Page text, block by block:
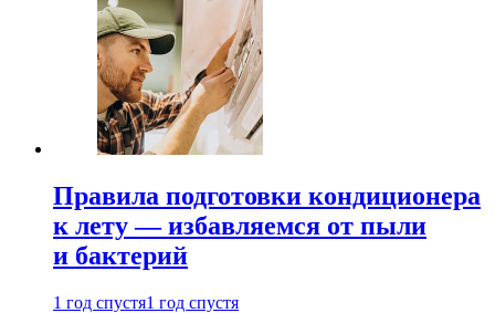
Правила подготовки кондиционера
к лету — избавляемся от пыли
и бактерий
1 год спустя1 год спустя